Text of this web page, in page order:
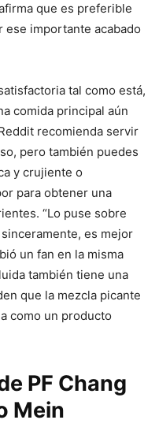
que es preferible
ese importante acabado
tal como está,
comida principal aún
recomienda servir
pero también puedes
y crujiente o
para obtener una
“Lo puse sobre
es mejor
un fan en la misma
también tiene una
que la mezcla picante
como un producto
PF Chang
Mein